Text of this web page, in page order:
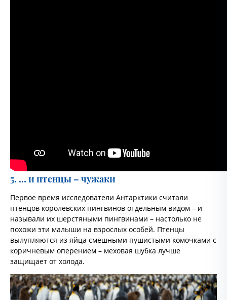
5. … и птенцы – чужаки
Первое время исследователи Антарктики считали
птенцов королевских пингвинов отдельным видом – и
называли их шерстяными пингвинами – настолько не
похожи эти малыши на взрослых особей. Птенцы
вылупляются из яйца смешными пушистыми комочками с
коричневым оперением – меховая шубка лучше
защищает от холода.